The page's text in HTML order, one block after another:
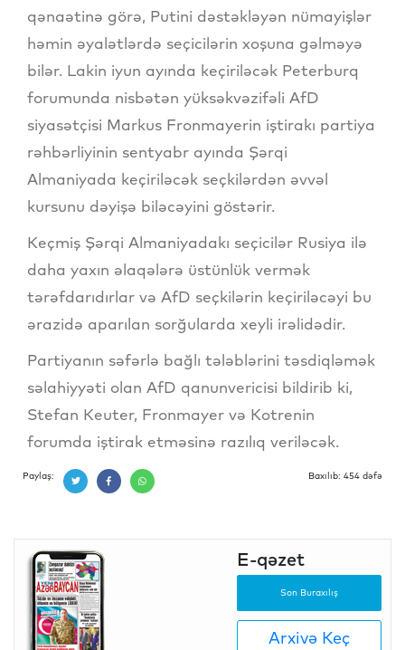
qənaətinə görə, Putini dəstəkləyən nümayişlər
həmin əyalətlərdə seçicilərin xoşuna gəlməyə
bilər. Lakin iyun ayında keçiriləcək Peterburq
forumunda nisbətən yüksəkvəzifəli AfD
siyasətçisi Markus Fronmayerin iştirakı partiya
rəhbərliyinin sentyabr ayında Şərqi
Almaniyada keçiriləcək seçkilərdən əvvəl
kursunu dəyişə biləcəyini göstərir.
Keçmiş Şərqi Almaniyadakı seçicilər Rusiya ilə
daha yaxın əlaqələrə üstünlük vermək
tərəfdarıdırlar və AfD seçkilərin keçiriləcəyi bu
ərazidə aparılan sorğularda xeyli irəlidədir.
Partiyanın səfərlə bağlı tələblərini təsdiqləmək
səlahiyyəti olan AfD qanunvericisi bildirib ki,
Stefan Keuter, Fronmayer və Kotrenin
forumda iştirak etməsinə razılıq veriləcək.
Paylaş: Baxılıb: 454 dəfə
E-qəzet
Son Buraxılış
Arxivə Keç